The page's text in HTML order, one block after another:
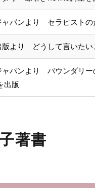
ャパンより セラピストの
版より どうして言いたい
ャパンより バウンダリー
出版
著書